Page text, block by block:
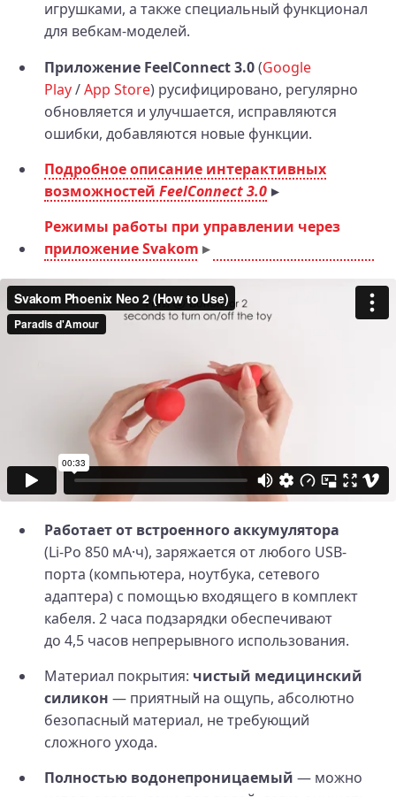
игрушками, а также специальный функционал
для вебкам‑моделей.
Приложение FeelConnect 3.0(Google
Play/App Store) русифицировано, регулярно
обновляется и улучшается, исправляются
ошибки, добавляются новые функции.
Подробное описание интерактивных
возможностей FeelConnect 3.0
Режимы работы при управлении через
приложение Svakom
Работает от встроенного аккумулятора
(Li‑Po 850 мА·ч), заряжается от любого USB-
порта (компьютера, ноутбука, сетевого
адаптера) с помощью входящего в комплект
кабеля. 2 часа подзарядки обеспечивают
до 4,5 часов непрерывного использования.
Материал покрытия: чистый медицинский
силикон — приятный на ощупь, абсолютно
безопасный материал, не требующий
сложного ухода.
Полностью водонепроницаемый — можно